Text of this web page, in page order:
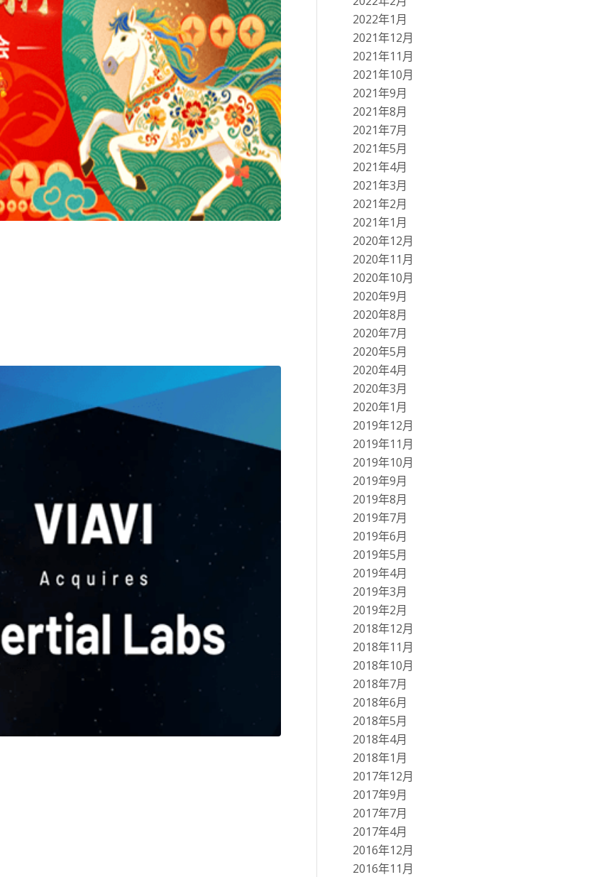
2022年1月
2021年12月
2021年11月
2021年10月
2021年9月
2021年8月
2021年7月
2021年5月
2021年4月
2021年3月
2021年2月
2021年1月
2020年12月
2020年11月
2020年10月
2020年9月
2020年8月
2020年7月
2020年5月
2020年4月
2020年3月
2020年1月
2019年12月
2019年11月
2019年10月
2019年9月
2019年8月
2019年7月
2019年6月
2019年5月
2019年4月
2019年3月
2019年2月
2018年12月
2018年11月
2018年10月
2018年7月
2018年6月
2018年5月
2018年4月
2018年1月
2017年12月
2017年9月
2017年7月
2017年4月
2016年12月
2016年11月